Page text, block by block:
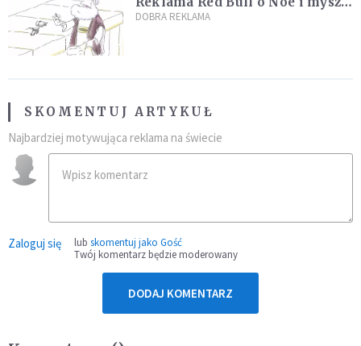
rozbawi cię do łez! [WIDEO]
DOBRA REKLAMA
SKOMENTUJ ARTYKUŁ
Najbardziej motywująca reklama na świecie
Zaloguj się lub skomentuj jako Gość
Twój komentarz będzie moderowany
DODAJ KOMENTARZ